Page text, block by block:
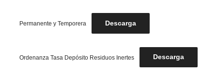
Permanente y Temporera Descarga
Ordenanza Tasa Depósito Residuos Inertes Descarga